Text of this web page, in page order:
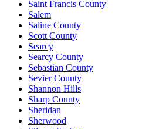
Saint Francis County
Salem
Saline County
Scott County
Searcy
Searcy County
Sebastian County
Sevier County
Shannon Hills
Sharp County
Sheridan
Sherwood